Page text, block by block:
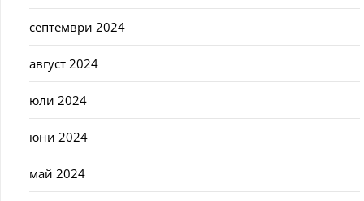
септември 2024
август 2024
юли 2024
юни 2024
май 2024